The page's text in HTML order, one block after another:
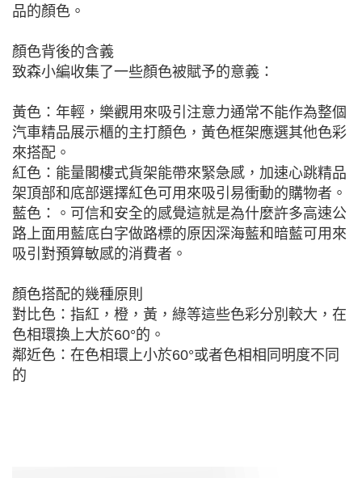
品的顏色。
顏色背後的含義
致森小編收集了一些顏色被賦予的意義：
黃色：年輕，樂觀用來吸引注意力通常不能作為整個
汽車精品展示櫃的主打顏色，黃色框架應選其他色彩
來搭配。
紅色：能量閣樓式貨架能帶來緊急感，加速心跳精品
架頂部和底部選擇紅色可用來吸引易衝動的購物者。
藍色：。可信和安全的感覺這就是為什麼許多高速公
路上面用藍底白字做路標的原因深海藍和暗藍可用來
吸引對預算敏感的消費者。
顏色搭配的幾種原則
對比色：指紅，橙，黃，綠等這些色彩分別較大，在
色相環換上大於60°的。
鄰近色：在色相環上小於60°或者色相相同明度不同
的